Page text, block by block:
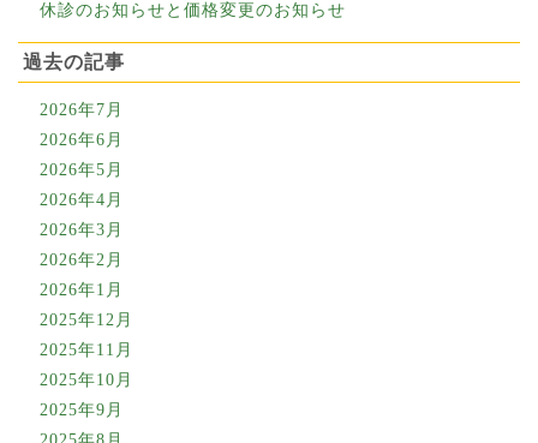
休診のお知らせと価格変更のお知らせ
過去の記事
2026年7月
2026年6月
2026年5月
2026年4月
2026年3月
2026年2月
2026年1月
2025年12月
2025年11月
2025年10月
2025年9月